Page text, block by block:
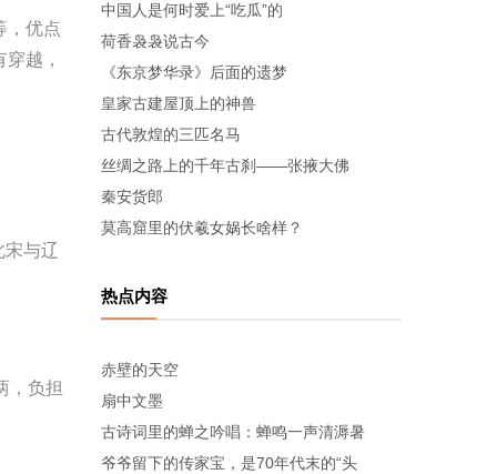
，优点
越，
与辽
，负担
中国人是何时爱上“吃瓜”的
荷香袅袅说古今
《东京梦华录》后面的遗梦
皇家古建屋顶上的神兽
古代敦煌的三匹名马
丝绸之路上的千年古刹——张掖大佛
秦安货郎
莫高窟里的伏羲女娲长啥样？
热点内容
赤壁的天空
扇中文墨
古诗词里的蝉之吟唱：蝉鸣一声清溽暑
爷爷留下的传家宝，是70年代末的“头